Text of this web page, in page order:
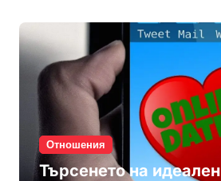
Отношения
Търсенето на идеален